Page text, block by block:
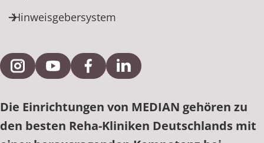
Hinweisgebersystem
Externe Verlinkung zu Instagram
Externe Verlinkung zu YouTube
Externe Verlinkung zu Facebook
Externe Verlinkung zu
Die Einrichtungen von MEDIAN gehören zu
den besten Reha-Kliniken Deutschlands mit